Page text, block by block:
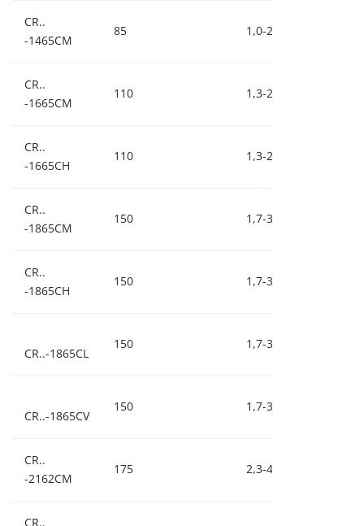
CR..
-1465CM
85 1,0-2,0-4,0
CR..
-1665CM
110 1,3-2,6-5,2
CR..
-1665CH
110 1,3-2,6-5,2
CR..
-1865CM
150 1,7-3,3-6,6
CR..
-1865CH
150 1,7-3,3-6,6
CR..-1865CL
150 1,7-3,3-6,6
CR..-1865CV
150 1,7-3,3-6,6
CR..
-2162CM
175 2,3-4,5-9,0
CR..